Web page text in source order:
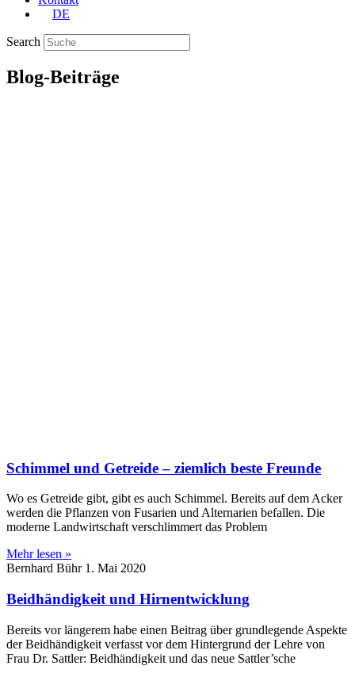
DE
Search
Blog-Beiträge
Schimmel und Getreide – ziemlich beste Freunde
Wo es Getreide gibt, gibt es auch Schimmel. Bereits auf dem Acker
werden die Pflanzen von Fusarien und Alternarien befallen. Die
moderne Landwirtschaft verschlimmert das Problem
Mehr lesen »
Bernhard Bühr 1. Mai 2020
Beidhändigkeit und Hirnentwicklung
Bereits vor längerem habe einen Beitrag über grundlegende Aspekte
der Beidhändigkeit verfasst vor dem Hintergrund der Lehre von
Frau Dr. Sattler: Beidhändigkeit und das neue Sattler’sche